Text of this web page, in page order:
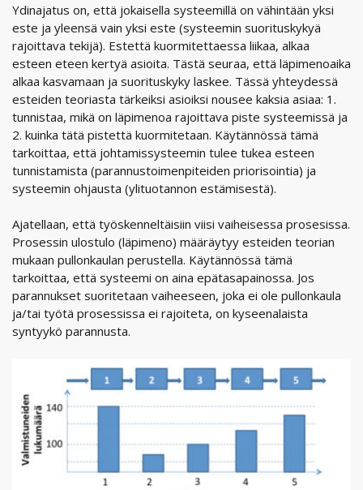
Ydinajatus on, että jokaisella systeemillä on vähintään yksi
este ja yleensä vain yksi este (systeemin suorituskykyä
rajoittava tekijä). Estettä kuormitettaessa liikaa, alkaa
esteen eteen kertyä asioita. Tästä seuraa, että läpimenoaika
alkaa kasvamaan ja suorituskyky laskee. Tässä yhteydessä
esteiden teoriasta tärkeiksi asioiksi nousee kaksia asiaa: 1.
tunnistaa, mikä on läpimenoa rajoittava piste systeemissä ja
2. kuinka tätä pistettä kuormitetaan. Käytännössä tämä
tarkoittaa, että johtamissysteemin tulee tukea esteen
tunnistamista (parannustoimenpiteiden priorisointia) ja
systeemin ohjausta (ylituotannon estämisestä).
Ajatellaan, että työskenneltäisiin viisi vaiheisessa prosesissa.
Prosessin ulostulo (läpimeno) määräytyy esteiden teorian
mukaan pullonkaulan perustella. Käytännössä tämä
tarkoittaa, että systeemi on aina epätasapainossa. Jos
parannukset suoritetaan vaiheeseen, joka ei ole pullonkaula
ja/tai työtä prosessissa ei rajoiteta, on kyseenalaista
syntyykö parannusta.